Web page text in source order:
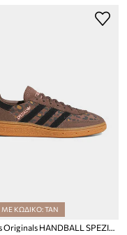
ΜΕ ΚΩΔΙΚΟ: TAN
adidas Originals HANDBALL SPEZIAL sneakers παιδικά σουέτ